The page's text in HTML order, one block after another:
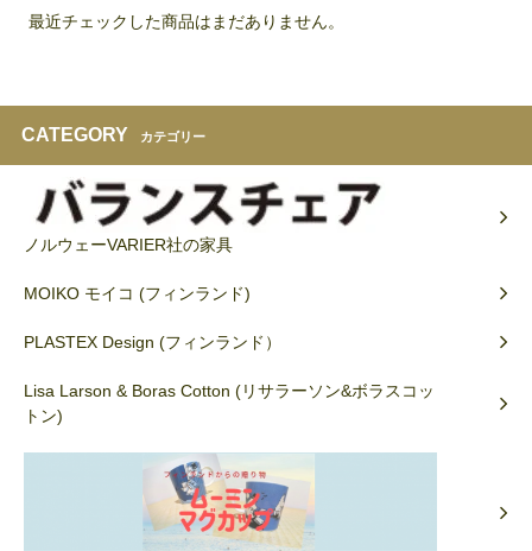
最近チェックした商品はまだありません。
CATEGORY カテゴリー
ノルウェーVARIER社の家具
MOIKO モイコ (フィンランド)
PLASTEX Design (フィンランド）
Lisa Larson & Boras Cotton (リサラーソン&ボラスコッ
トン)